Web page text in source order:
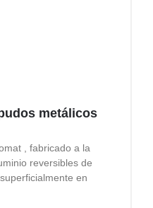
metálicos
, fabricado a la
reversibles de
en